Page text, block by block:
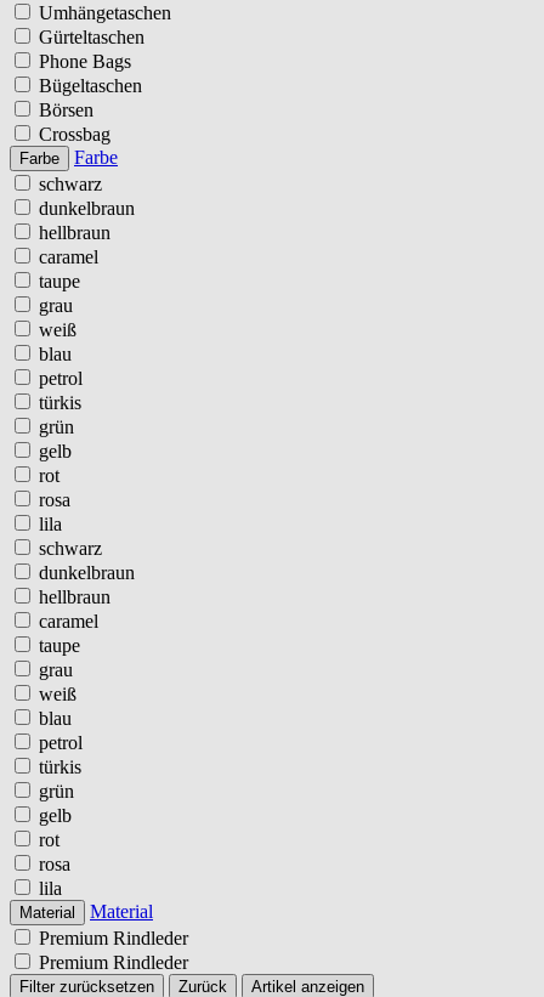
Umhängetaschen
Gürteltaschen
Phone Bags
Bügeltaschen
Börsen
Crossbag
Farbe
Farbe
schwarz
dunkelbraun
hellbraun
caramel
taupe
grau
weiß
blau
petrol
türkis
grün
gelb
rot
rosa
lila
schwarz
dunkelbraun
hellbraun
caramel
taupe
grau
weiß
blau
petrol
türkis
grün
gelb
rot
rosa
lila
Material
Material
Premium Rindleder
Premium Rindleder
Filter zurücksetzen Zurück Artikel anzeigen